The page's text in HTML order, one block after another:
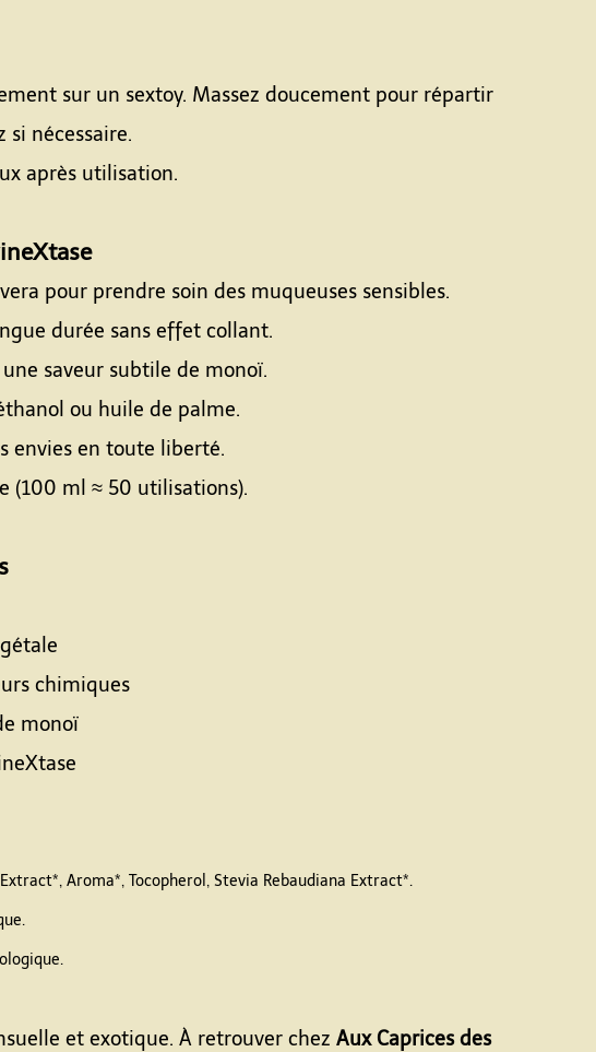
sur un sextoy. Massez doucement pour répartir
nécessaire.
après utilisation.
pour prendre soin des muqueuses sensibles.
durée sans effet collant.
saveur subtile de monoï.
ou huile de palme.
envies en toute liberté.
(100 ml ≈ 50 utilisations).
chimiques
monoï
Aroma*, Tocopherol, Stevia Rebaudiana Extract*.
et exotique. À retrouver chez Aux Caprices des